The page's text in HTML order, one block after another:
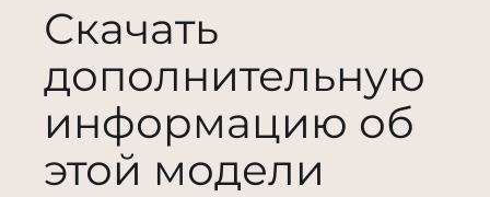
Скачать
дополнительную
информацию об
этой модели